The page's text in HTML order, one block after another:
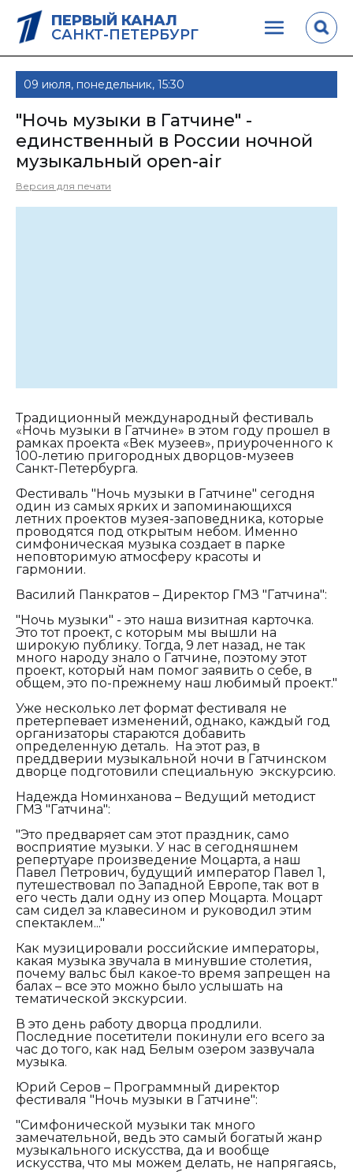
ПЕРВЫЙ КАНАЛ
САНКТ-ПЕТЕРБУРГ
09 июля, понедельник, 15:30
"Ночь музыки в Гатчине" -
единственный в России ночной
музыкальный open-air
Версия для печати
Традиционный международный фестиваль
«Ночь музыки в Гатчине» в этом году прошел в
рамках проекта «Век музеев», приуроченного к
100-летию пригородных дворцов-музеев
Санкт-Петербурга.
Фестиваль "Ночь музыки в Гатчине" сегодня
один из самых ярких и запоминающихся
летних проектов музея-заповедника, которые
проводятся под открытым небом. Именно
симфоническая музыка создает в парке
неповторимую атмосферу красоты и
гармонии.
Василий Панкратов – Директор ГМЗ "Гатчина":
"Ночь музыки" - это наша визитная карточка.
Это тот проект, с которым мы вышли на
широкую публику. Тогда, 9 лет назад, не так
много народу знало о Гатчине, поэтому этот
проект, который нам помог заявить о себе, в
общем, это по-прежнему наш любимый проект."
Уже несколько лет формат фестиваля не
претерпевает изменений, однако, каждый год
организаторы стараются добавить
определенную деталь. На этот раз, в
преддверии музыкальной ночи в Гатчинском
дворце подготовили специальную экскурсию.
Надежда Номинханова – Ведущий методист
ГМЗ "Гатчина":
"Это предваряет сам этот праздник, само
восприятие музыки. У нас в сегодняшнем
репертуаре произведение Моцарта, а наш
Павел Петрович, будущий император Павел 1,
путешествовал по Западной Европе, так вот в
его честь дали одну из опер Моцарта. Моцарт
сам сидел за клавесином и руководил этим
спектаклем..."
Как музицировали российские императоры,
какая музыка звучала в минувшие столетия,
почему вальс был какое-то время запрещен на
балах – все это можно было услышать на
тематической экскурсии.
В это день работу дворца продлили.
Последние посетители покинули его всего за
час до того, как над Белым озером зазвучала
музыка.
Юрий Серов – Программный директор
фестиваля "Ночь музыки в Гатчине":
"Симфонической музыки так много
замечательной, ведь это самый богатый жанр
музыкального искусства, да и вообще
искусства, что мы можем делать, не напрягаясь,